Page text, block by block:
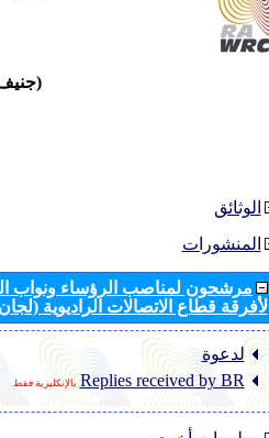
(جنيف،
الوثائق
المنشورات
مرشحون لمناصب الرؤساء ونواب
لأفرقة قطاع الاتصالات الراديوية
لدعوة
Replies received by BR بالإنكليزية فقط